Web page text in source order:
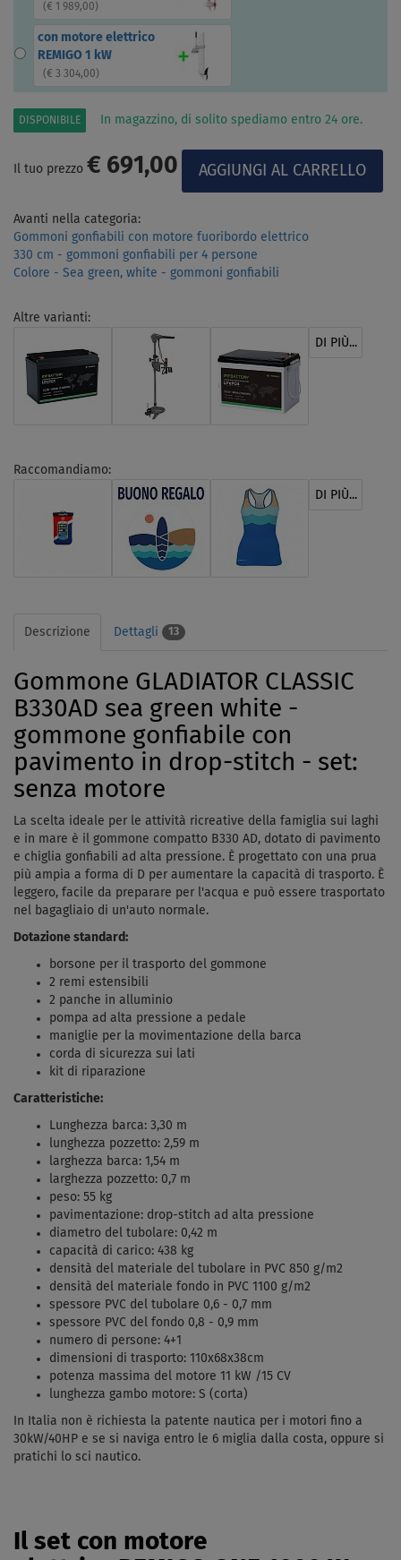
( € 1 989,00)
con motore elettrico
REMIGO 1 kW
( € 3 304,00)
DISPONIBILE In magazzino, di solito spediamo entro 24 ore.
Il tuo prezzo € 691,00
Avanti nella categoria:
Gommoni gonfiabili con motore fuoribordo elettrico
330 cm - gommoni gonfiabili per 4 persone
Colore - Sea green, white - gommoni gonfiabili
Altre varianti:
DI PIÙ...
Raccomandiamo:
DI PIÙ...
Descrizione Dettagli 13
Gommone GLADIATOR CLASSIC
B330AD sea green white -
gommone gonfiabile con
pavimento in drop-stitch - set:
senza motore
La scelta ideale per le attività ricreative della famiglia sui laghi
e in mare è il gommone compatto B330 AD, dotato di pavimento
e chiglia gonfiabili ad alta pressione. È progettato con una prua
più ampia a forma di D per aumentare la capacità di trasporto. È
leggero, facile da preparare per l'acqua e può essere trasportato
nel bagagliaio di un'auto normale.
Dotazione standard:
borsone per il trasporto del gommone
2 remi estensibili
2 panche in alluminio
pompa ad alta pressione a pedale
maniglie per la movimentazione della barca
corda di sicurezza sui lati
kit di riparazione
Caratteristiche:
Lunghezza barca: 3,30 m
lunghezza pozzetto: 2,59 m
larghezza barca: 1,54 m
larghezza pozzetto: 0,7 m
peso: 55 kg
pavimentazione: drop-stitch ad alta pressione
diametro del tubolare: 0,42 m
capacità di carico: 438 kg
densità del materiale del tubolare in PVC 850 g/m2
densità del materiale fondo in PVC 1100 g/m2
spessore PVC del tubolare 0,6 - 0,7 mm
spessore PVC del fondo 0,8 - 0,9 mm
numero di persone: 4+1
dimensioni di trasporto: 110x68x38cm
potenza massima del motore 11 kW /15 CV
lunghezza gambo motore: S (corta)
In Italia non è richiesta la patente nautica per i motori fino a
30kW/40HP e se si naviga entro le 6 miglia dalla costa, oppure si
pratichi lo sci nautico.
Il set con motore